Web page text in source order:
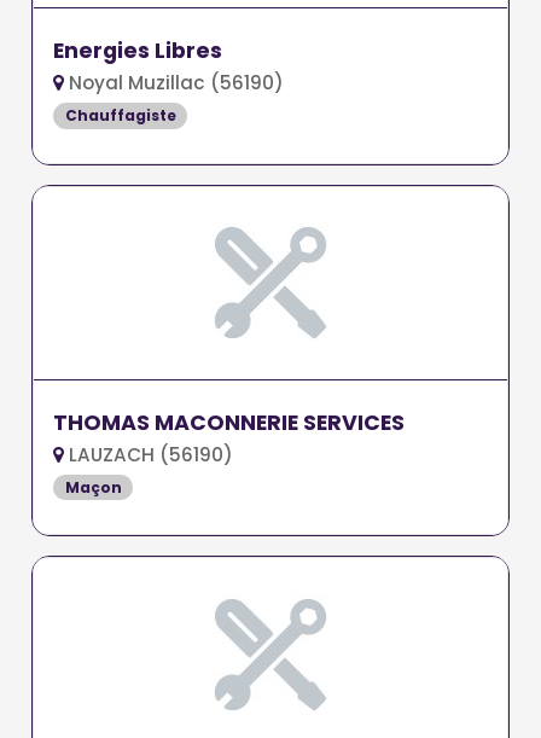
Energies Libres
Noyal Muzillac (56190)
Chauffagiste
THOMAS MACONNERIE SERVICES
LAUZACH (56190)
Maçon